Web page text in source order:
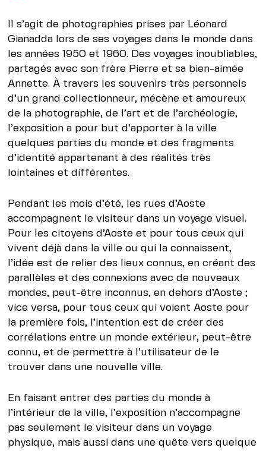
Il s’agit de photographies prises par Léonard
Gianadda lors de ses voyages dans le monde dans
les années 1950 et 1960. Des voyages inoubliables,
partagés avec son frère Pierre et sa bien-aimée
Annette. À travers les souvenirs très personnels
d’un grand collectionneur, mécène et amoureux
de la photographie, de l’art et de l’archéologie,
l’exposition a pour but d’apporter à la ville
quelques parties du monde et des fragments
d’identité appartenant à des réalités très
lointaines et différentes.
Pendant les mois d’été, les rues d’Aoste
accompagnent le visiteur dans un voyage visuel.
Pour les citoyens d’Aoste et pour tous ceux qui
vivent déjà dans la ville ou qui la connaissent,
l’idée est de relier des lieux connus, en créant des
parallèles et des connexions avec de nouveaux
mondes, peut-être inconnus, en dehors d’Aoste ;
vice versa, pour tous ceux qui voient Aoste pour
la première fois, l’intention est de créer des
corrélations entre un monde extérieur, peut-être
connu, et de permettre à l’utilisateur de le
trouver dans une nouvelle ville.
En faisant entrer des parties du monde à
l’intérieur de la ville, l’exposition n’accompagne
pas seulement le visiteur dans un voyage
physique, mais aussi dans une quête vers quelque